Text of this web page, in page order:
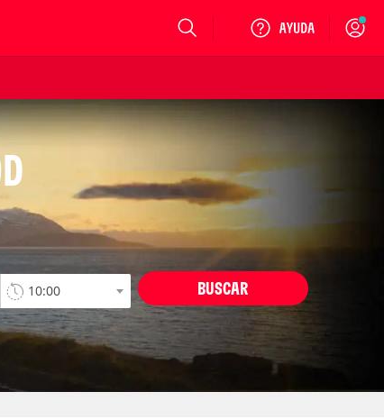
Login
BUSCAR